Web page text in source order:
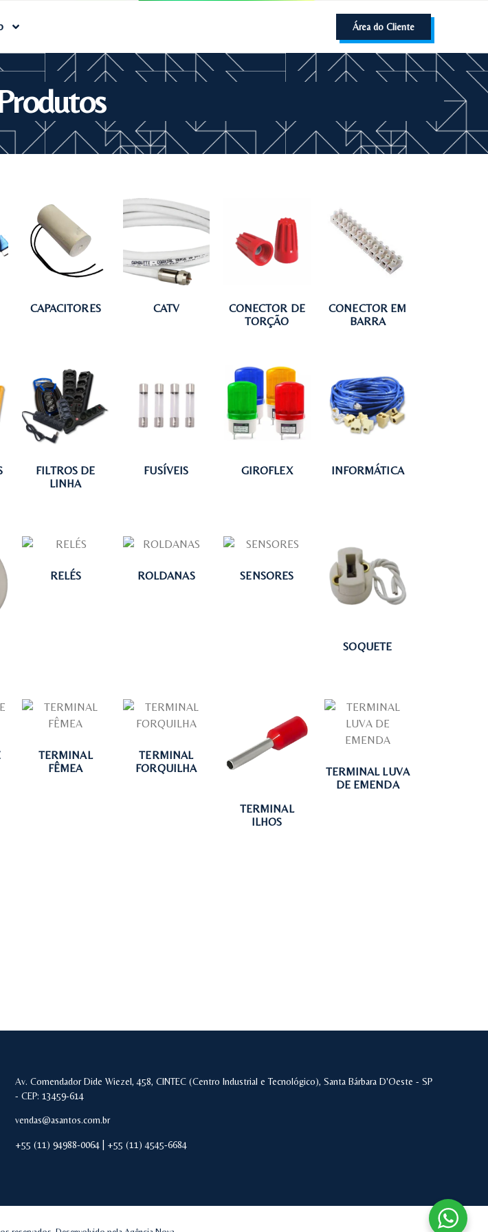
Área do Cliente
CAPACITORES CATV
CONECTOR DE
TORÇÃO
CONECTOR EM
BARRA
FILTROS DE
LINHA
FUSÍVEIS GIROFLEX INFORMÁTICA
RELÉS ROLDANAS SENSORES
SOQUETE
TERMINAL
FÊMEA
TERMINAL
FORQUILHA
TERMINAL
ILHOS
TERMINAL LUVA
DE EMENDA
Av. Comendador Dide Wiezel, 458, CINTEC (Centro Industrial e Tecnológico), Santa Bárbara D'Oeste - SP
- CEP: 13459-614
vendas@asantos.com.br
+55 (11) 94988-0064 | +55 (11) 4545-6684